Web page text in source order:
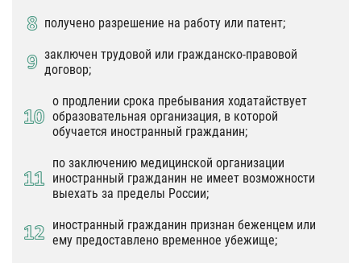
получено разрешение на работу или патент;
заключен трудовой или гражданско-правовой
договор;
о продлении срока пребывания ходатайствует
образовательная организация, в которой
обучается иностранный гражданин;
по заключению медицинской организации
иностранный гражданин не имеет возможности
выехать за пределы России;
иностранный гражданин признан беженцем или
ему предоставлено временное убежище;